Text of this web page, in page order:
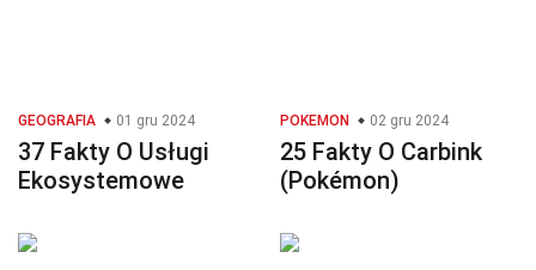
GEOGRAFIA 01 gru 2024
37 Fakty O Usługi
Ekosystemowe
POKEMON 02 gru 2024
25 Fakty O Carbink
(Pokémon)